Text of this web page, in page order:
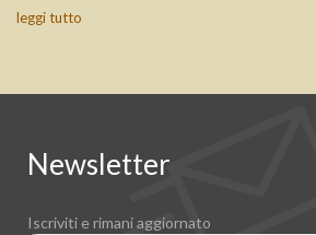
leggi tutto
Newsletter
Iscriviti e rimani aggiornato